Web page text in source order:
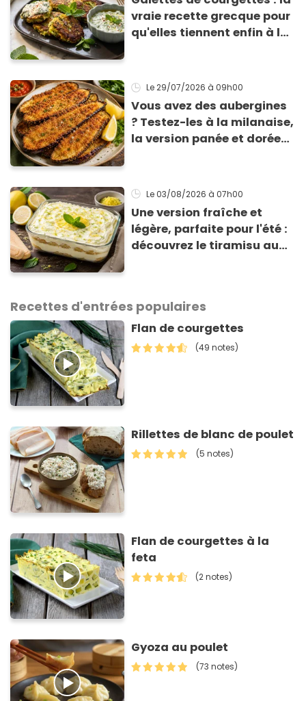
vraie recette grecque pour
qu'elles tiennent enfin à la
Le 29/07/2026 à 09h00
Vous avez des aubergines
? Testez-les à la milanaise,
la version panée et dorée
Le 03/08/2026 à 07h00
Une version fraîche et
légère, parfaite pour l'été :
découvrez le tiramisu au
Recettes d'entrées populaires
Flan de courgettes
(49 notes)
Rillettes de blanc de poulet
(5 notes)
Flan de courgettes à la
feta
(2 notes)
Gyoza au poulet
(73 notes)